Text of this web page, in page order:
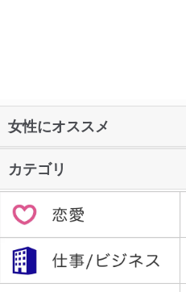
女性にオススメ
カテゴリ